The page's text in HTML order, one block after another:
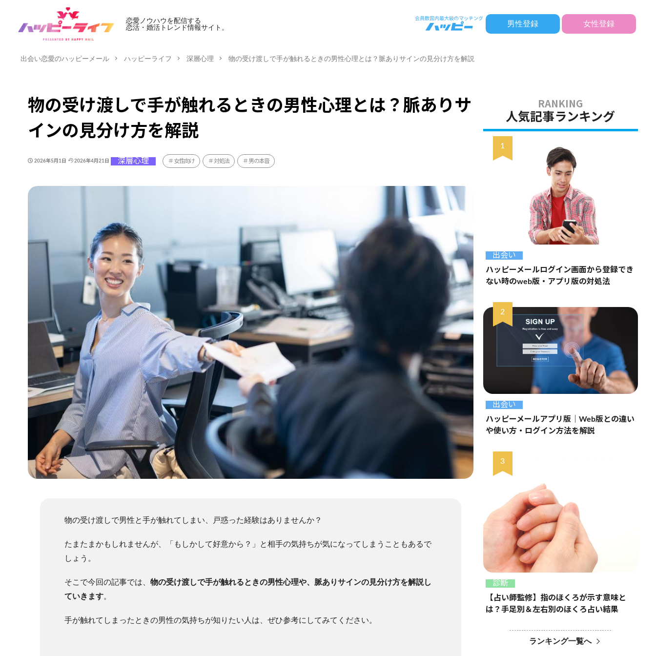
恋愛ノウハウを配信する
恋活・婚活トレンド情報サイト。
男性登録 女性登録
出会い恋愛のハッピーメール ハッピーライフ 深層心理 物の受け渡しで手が触れるときの男性心理とは？脈ありサインの見分け方を解説
物の受け渡しで手が触れるときの男性心理とは？脈ありサ
インの見分け方を解説
2026年5月1日 2026年4月21日 深層心理 女性向け 対処法 男の本音
物の受け渡しで男性と手が触れてしまい、戸惑った経験はありませんか？
たまたまかもしれませんが、「もしかして好意から？」と相手の気持ちが気になってしまうこともあるで
しょう。
そこで今回の記事では、 物の受け渡しで手が触れるときの男性心理や、脈ありサインの見分け方を解説し
ていきます。
手が触れてしまったときの男性の気持ちが知りたい人は、ぜひ参考にしてみてください。
人気記事ランキング
出会い
ハッピーメールログイン画面から登録でき
ない時のweb版・アプリ版の対処法
出会い
ハッピーメールアプリ版｜Web版との違い
や使い方・ログイン方法を解説
診断
【占い師監修】指のほくろが示す意味と
は？手足別＆左右別のほくろ占い結果
ランキング一覧へ